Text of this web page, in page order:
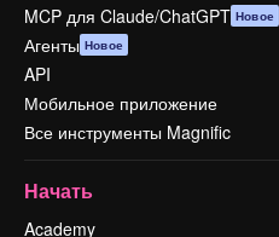
MCP для Claude/ChatGPT Новое
Агенты Новое
API
Мобильное приложение
Все инструменты Magnific
Начать
Academy